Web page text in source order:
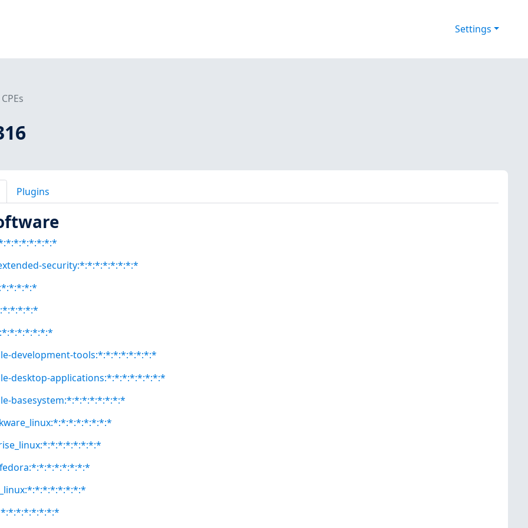
Settings
CPEs
Plugins
security:*:*:*:*:*:*:*:*
development-tools:*:*:*:*:*:*:*:*
desktop-applications:*:*:*:*:*:*:*:*
basesystem:*:*:*:*:*:*:*:*